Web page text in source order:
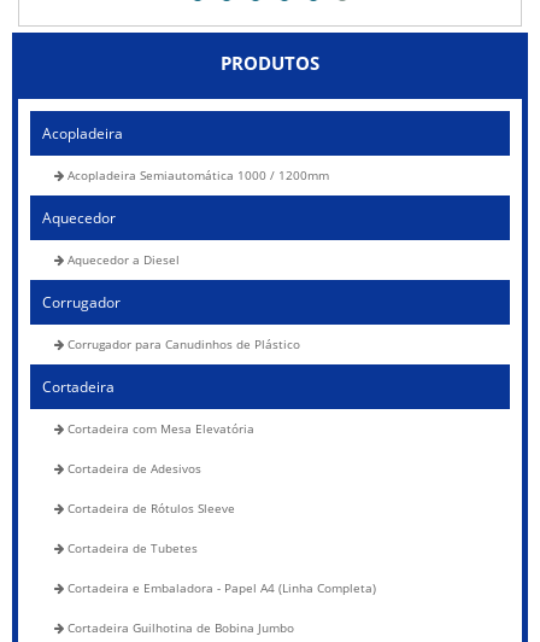
PRODUTOS
Acopladeira
Acopladeira Semiautomática 1000 / 1200mm
Aquecedor
Aquecedor a Diesel
Corrugador
Corrugador para Canudinhos de Plástico
Cortadeira
Cortadeira com Mesa Elevatória
Cortadeira de Adesivos
Cortadeira de Rótulos Sleeve
Cortadeira de Tubetes
Cortadeira e Embaladora - Papel A4 (Linha Completa)
Cortadeira Guilhotina de Bobina Jumbo